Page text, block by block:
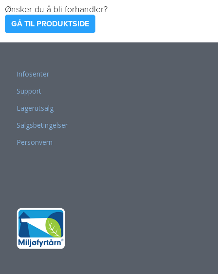
Ønsker du å bli forhandler?
GÅ TIL PRODUKTSIDE
Infosenter
Support
Lagerutsalg
Salgsbetingelser
Personvern